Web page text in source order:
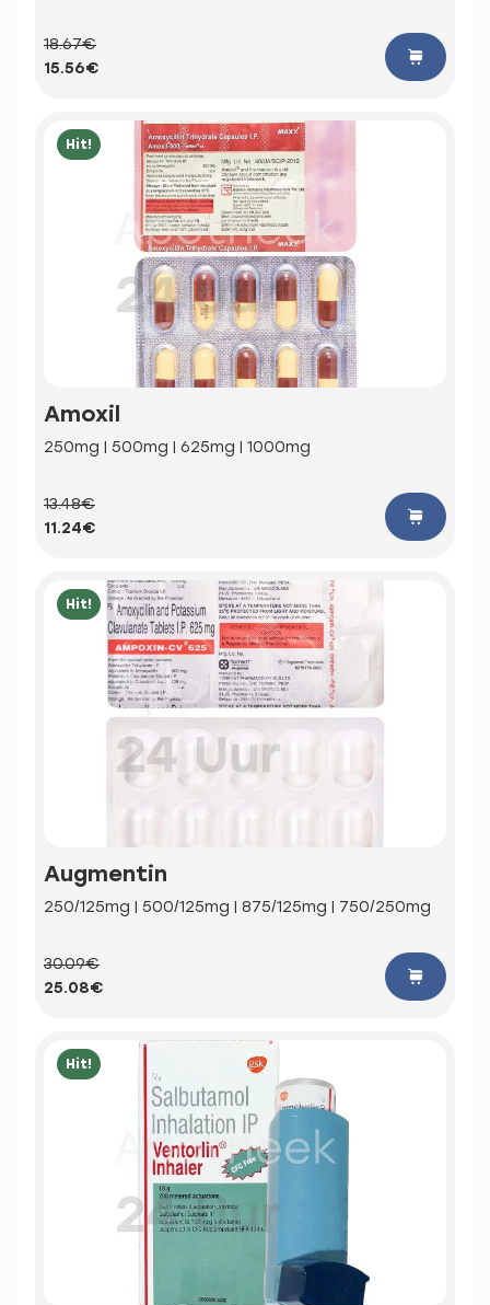
18.67€
15.56€
Hit!
Amoxil
250mg | 500mg | 625mg | 1000mg
13.48€
11.24€
Hit!
Augmentin
250/125mg | 500/125mg | 875/125mg | 750/250mg
30.09€
25.08€
Hit!